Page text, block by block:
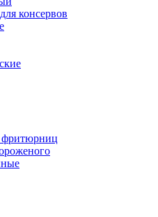
консервов
фритюрниц